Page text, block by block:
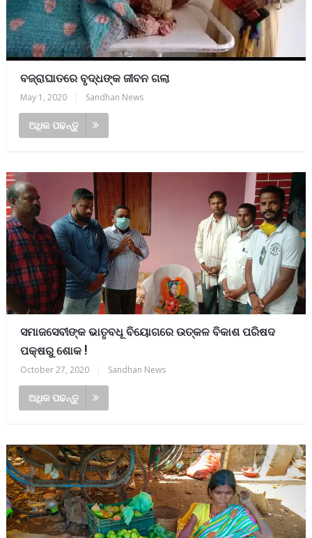
ବଜ୍ରାଘାତରେ ବୃଦ୍ଧଙ୍କ ଜୀବନ ଗଲା
May 1, 2020 Sandhan News
ଅଧିକ ପଢନ୍ତୁ
ସମାଜସେବୀଙ୍କ ଭାତୃବଧୂ ବିୟୋଗରେ ଉତ୍କଳ ବିକାଶ ପରିଷଦ
ପକ୍ଷରୁ ଶୋକ !
October 27, 2020 Sandhan News
ଅଧିକ ପଢନ୍ତୁ